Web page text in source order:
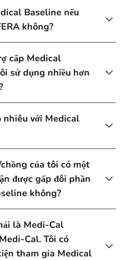
Baseline nếu
không?
cấp Medical
sử dụng nhiều hơn
nhiêu với Medical
của tôi có một
được gấp đôi phần
không?
là Medi-Cal
Cal. Tôi có
tham gia Medical